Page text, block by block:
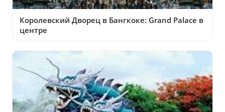
Королевский Дворец в Бангкоке: Grand Palace в
центре